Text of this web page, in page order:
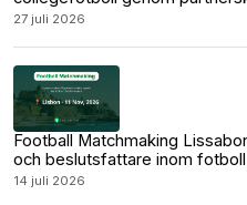
27 juli 2026
Football Matchmaking
och beslutsfattare inom fotboll
14 juli 2026